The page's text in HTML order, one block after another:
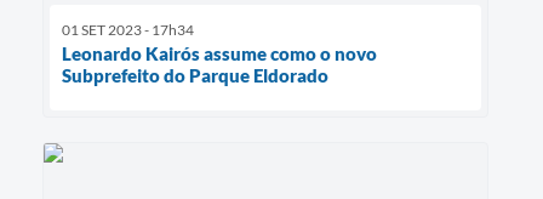
01 SET 2023 - 17h34
Leonardo Kairós assume como o novo
Subprefeito do Parque Eldorado